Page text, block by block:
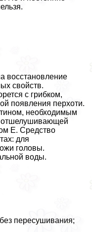
восстановление
свойств.
с грибком,
появления перхоти.
необходимым
отшелушивающей
Е. Средство
для
головы.
воды.
пересушивания;